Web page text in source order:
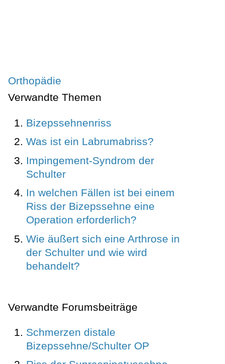
Orthopädie
Verwandte Themen
Bizepssehnenriss
Was ist ein Labrumabriss?
Impingement-Syndrom der
Schulter
In welchen Fällen ist bei einem
Riss der Bizepssehne eine
Operation erforderlich?
Wie äußert sich eine Arthrose in
der Schulter und wie wird
behandelt?
Verwandte Forumsbeiträge
Schmerzen distale
Bizepssehne/Schulter OP